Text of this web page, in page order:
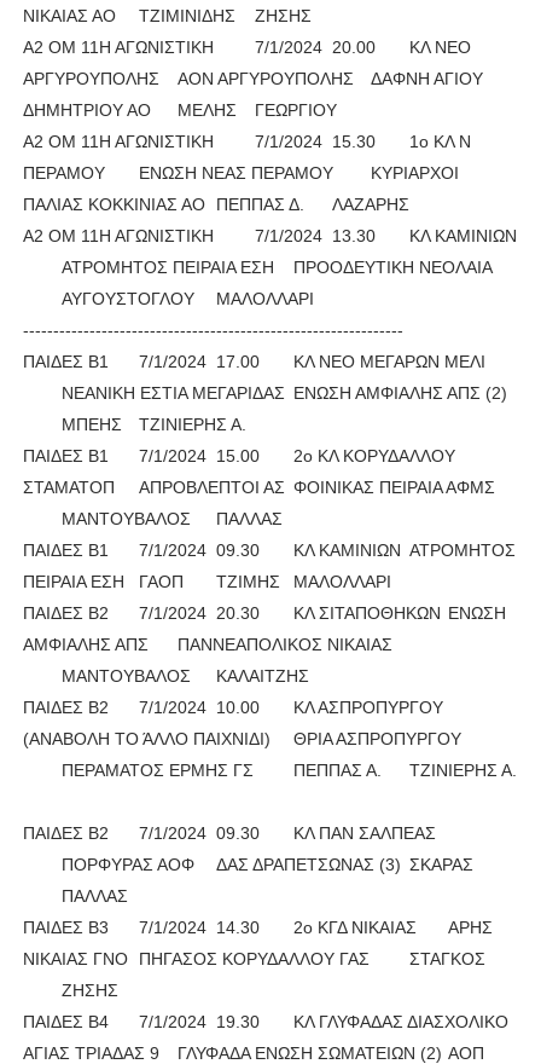
ΝΙΚΑΙΑΣ ΑΟ
ΤΖΙΜΙΝΙΔΗΣ
ΖΗΣΗΣ
Α2 ΟΜ 11Η ΑΓΩΝΙΣΤΙΚΗ
7/1/2024 20.00
ΚΛ ΝΕΟ
ΑΡΓΥΡΟΥΠΟΛΗΣ
ΑΟΝ ΑΡΓΥΡΟΥΠΟΛΗΣ
ΔΑΦΝΗ ΑΓΙΟΥ
ΔΗΜΗΤΡΙΟΥ ΑΟ
ΜΕΛΗΣ
ΓΕΩΡΓΙΟΥ
Α2 ΟΜ 11Η ΑΓΩΝΙΣΤΙΚΗ
7/1/2024 15.30
1ο ΚΛ Ν
ΠΕΡΑΜΟΥ
ΕΝΩΣΗ ΝΕΑΣ ΠΕΡΑΜΟΥ
ΚΥΡΙΑΡΧΟΙ
ΠΑΛΙΑΣ ΚΟΚΚΙΝΙΑΣ ΑΟ
ΠΕΠΠΑΣ Δ.
ΛΑΖΑΡΗΣ
Α2 ΟΜ 11Η ΑΓΩΝΙΣΤΙΚΗ
7/1/2024 13.30
ΚΛ ΚΑΜΙΝΙΩΝ
ΑΤΡΟΜΗΤΟΣ ΠΕΙΡΑΙΑ ΕΣΗ
ΠΡΟΟΔΕΥΤΙΚΗ ΝΕΟΛΑΙΑ
ΑΥΓΟΥΣΤΟΓΛΟΥ
ΜΑΛΟΛΛΑΡΙ
---------------------------------------------------------------
ΠΑΙΔΕΣ Β1
7/1/2024 17.00
ΚΛ ΝΕΟ ΜΕΓΑΡΩΝ ΜΕΛΙ
ΝΕΑΝΙΚΗ ΕΣΤΙΑ ΜΕΓΑΡΙΔΑΣ ΕΝΩΣΗ ΑΜΦΙΑΛΗΣ ΑΠΣ (2)
ΜΠΕΗΣ
ΤΖΙΝΙΕΡΗΣ Α.
ΠΑΙΔΕΣ Β1
7/1/2024 15.00
2ο ΚΛ ΚΟΡΥΔΑΛΛΟΥ
ΣΤΑΜΑΤΟΠ
ΑΠΡΟΒΛΕΠΤΟΙ ΑΣ ΦΟΙΝΙΚΑΣ ΠΕΙΡΑΙΑ ΑΦΜΣ
ΜΑΝΤΟΥΒΑΛΟΣ
ΠΑΛΛΑΣ
ΠΑΙΔΕΣ Β1
7/1/2024 09.30 ΚΛ ΚΑΜΙΝΙΩΝ ΑΤΡΟΜΗΤΟΣ
ΠΕΙΡΑΙΑ ΕΣΗ
ΓΑΟΠ ΤΖΙΜΗΣ
ΜΑΛΟΛΛΑΡΙ
ΠΑΙΔΕΣ Β2
7/1/2024 20.30 ΚΛ ΣΙΤΑΠΟΘΗΚΩΝ ΕΝΩΣΗ
ΑΜΦΙΑΛΗΣ ΑΠΣ
ΠΑΝΝΕΑΠΟΛΙΚΟΣ ΝΙΚΑΙΑΣ
ΜΑΝΤΟΥΒΑΛΟΣ
ΚΑΛΑΙΤΖΗΣ
ΠΑΙΔΕΣ Β2
7/1/2024 10.00
ΚΛ ΑΣΠΡΟΠΥΡΓΟΥ
(ΑΝΑΒΟΛΗ ΤΟ ΆΛΛΟ ΠΑΙΧΝΙΔΙ)
ΘΡΙΑ ΑΣΠΡΟΠΥΡΓΟΥ
ΠΕΡΑΜΑΤΟΣ ΕΡΜΗΣ ΓΣ
ΠΕΠΠΑΣ Α. ΤΖΙΝΙΕΡΗΣ Α.
ΠΑΙΔΕΣ Β2 7/1/2024 09.30
ΚΛ ΠΑΝ ΣΑΛΠΕΑΣ
ΠΟΡΦΥΡΑΣ ΑΟΦ
ΔΑΣ ΔΡΑΠΕΤΣΩΝΑΣ (3) ΣΚΑΡΑΣ
ΠΑΛΛΑΣ
ΠΑΙΔΕΣ Β3
7/1/2024 14.30 2ο ΚΓΔ ΝΙΚΑΙΑΣ
ΑΡΗΣ
ΝΙΚΑΙΑΣ ΓΝΟ
ΠΗΓΑΣΟΣ ΚΟΡΥΔΑΛΛΟΥ ΓΑΣ
ΣΤΑΓΚΟΣ
ΖΗΣΗΣ
ΠΑΙΔΕΣ Β4
7/1/2024 19.30
ΚΛ ΓΛΥΦΑΔΑΣ ΔΙΑΣΧΟΛΙΚΟ
ΑΓΙΑΣ ΤΡΙΑΔΑΣ 9
ΓΛΥΦΑΔΑ ΕΝΩΣΗ ΣΩΜΑΤΕΙΩΝ (2) ΑΟΠ